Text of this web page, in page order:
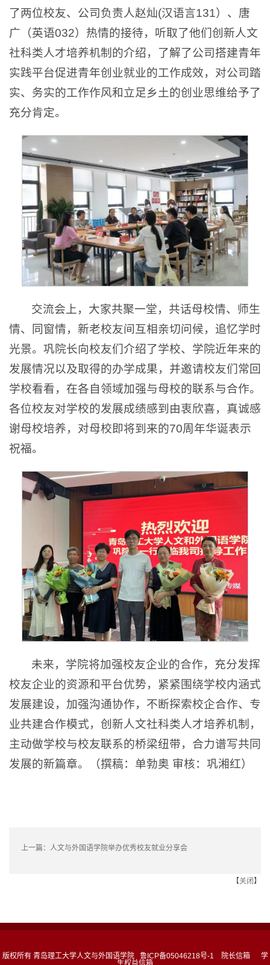
了两位校友、公司负责人赵灿(汉语言131）、唐
广（英语032）热情的接待，听取了他们创新人文
社科类人才培养机制的介绍，了解了公司搭建青年
实践平台促进青年创业就业的工作成效，对公司踏
实、务实的工作作风和立足乡土的创业思维给予了
充分肯定。
交流会上，大家共聚一堂，共话母校情、师生
情、同窗情，新老校友间互相亲切问候，追忆学时
光景。巩院长向校友们介绍了学校、学院近年来的
发展情况以及取得的办学成果，并邀请校友们常回
学校看看，在各自领域加强与母校的联系与合作。
各位校友对学校的发展成绩感到由衷欣喜，真诚感
谢母校培养，对母校即将到来的70周年华诞表示
祝福。
未来，学院将加强校友企业的合作，充分发挥
校友企业的资源和平台优势，紧紧围绕学校内涵式
发展建设，加强沟通协作，不断探索校企合作、专
业共建合作模式，创新人文社科类人才培养机制，
主动做学校与校友联系的桥梁纽带，合力谱写共同
发展的新篇章。（撰稿：单勃奥 审核：巩湘红）
上一篇： 人文与外国语学院举办优秀校友就业分享会
【关闭 】
版权所有 青岛理工大学人文与外国语学院 鲁ICP备05046218号-1 院长信箱
学